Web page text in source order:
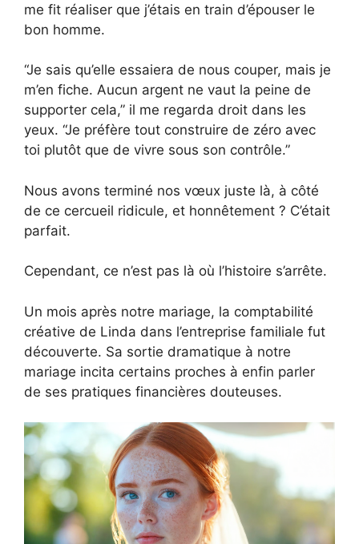
me fit réaliser que j’étais en train d’épouser le
bon homme.
“Je sais qu’elle essaiera de nous couper, mais je
m’en fiche. Aucun argent ne vaut la peine de
supporter cela,” il me regarda droit dans les
yeux. “Je préfère tout construire de zéro avec
toi plutôt que de vivre sous son contrôle.”
Nous avons terminé nos vœux juste là, à côté
de ce cercueil ridicule, et honnêtement ? C’était
parfait.
Cependant, ce n’est pas là où l’histoire s’arrête.
Un mois après notre mariage, la comptabilité
créative de Linda dans l’entreprise familiale fut
découverte. Sa sortie dramatique à notre
mariage incita certains proches à enfin parler
de ses pratiques financières douteuses.